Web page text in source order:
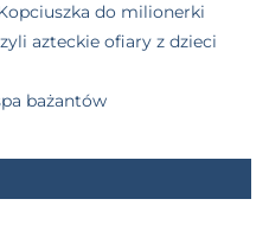
do milionerki
azteckie ofiary z dzieci
bażantów